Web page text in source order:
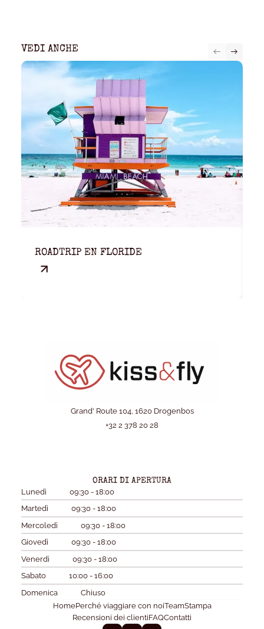
VEDI ANCHE
ROADTRIP EN FLORIDE
Grand' Route 104, 1620 Drogenbos
+32 2 378 20 28
ORARI DI APERTURA
Lunedì
09:30 - 18:00
Martedì
09:30 - 18:00
Mercoledì
09:30 - 18:00
Giovedì
09:30 - 18:00
Venerdì
09:30 - 18:00
Sabato
10:00 - 16:00
Domenica
Chiuso
HomePerché viaggiare con noiTeamStampa
Recensioni dei clientiFAQContatti